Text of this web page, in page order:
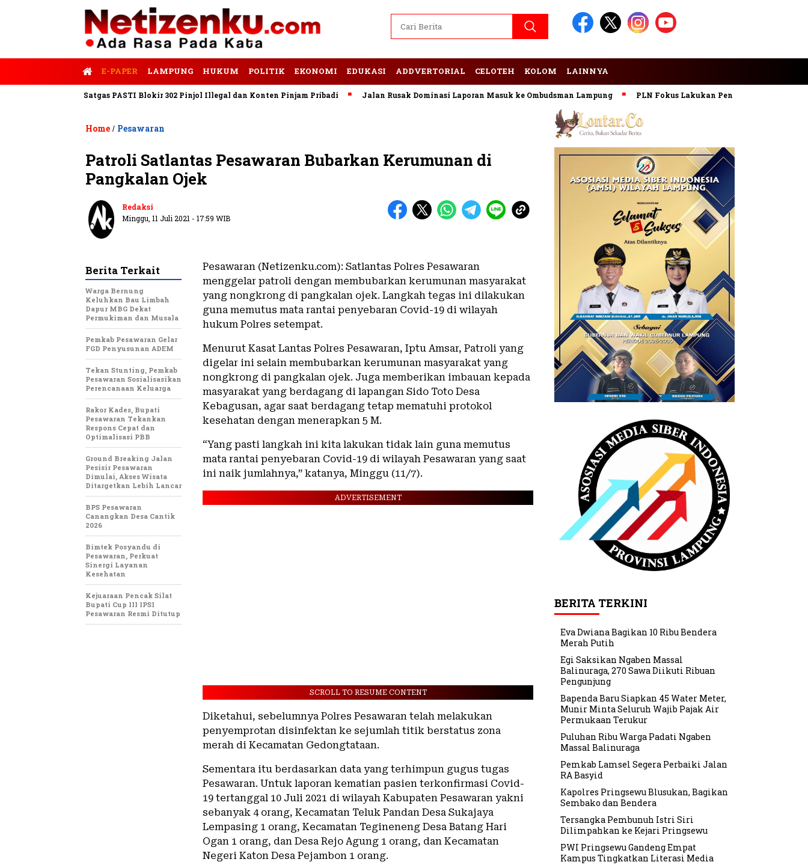
E-PAPER LAMPUNG HUKUM POLITIK EKONOMI EDUKASI ADDVERTORIAL CELOTEH KOLOM LAINNYA
Satgas PASTI Blokir 302 Pinjol Illegal dan Konten Pinjam Pribadi Jalan Rusak Dominasi Laporan Masuk ke Ombudsman Lampung PLN Fokus Lakukan Pengembangan
Home / Pesawaran
Patroli Satlantas Pesawaran Bubarkan Kerumunan di
Pangkalan Ojek
Redaksi
Minggu, 11 Juli 2021 - 17:59 WIB
Pesawaran (Netizenku.com): Satlantas Polres Pesawaran
menggelar patroli dengan membubarkan kerumunan masyarakat
yang nongkrong di pangkalan ojek. Langkah tegas ini dilakukan
guna memutus mata rantai penyebaran Covid-19 di wilayah
hukum Polres setempat.
Menurut Kasat Lantas Polres Pesawaran, Iptu Amsar, Patroli yang
digelar ini selain membubarkan kerumunan masyarakat yang
nongkrong di pangkalan ojek. Juga memberikan imbauan kepada
masyarakat yang berdagang di lapangan Sido Toto Desa
Kebagusan, agar saat berdagang tetap mematuhi protokol
kesehatan dengan menerapkan 5 M.
“Yang pasti langkah ini kita lakukan tidak lain guna memutus
mata rantai penyebaran Covid-19 di wilayah Pesawaran yang saat
ini naik jumlahnya,” katanya, Minggu (11/7).
ADVERTISEMENT
SCROLL TO RESUME CONTENT
Diketahui, sebelumnya Polres Pesawaran telah melakukan
penyemprotan disinfektan ke sejumlah titik berstatus zona
merah di Kecamatan Gedongtataan.
Sementara itu berdasarkan data yang terhimpun gugus tugas
Pesawaran. Untuk laporan kematian pasien terkonfirmasi Covid-
19 tertanggal 10 Juli 2021 di wilayah Kabupaten Pesawaran yakni
sebanyak 4 orang, Kecamatan Teluk Pandan Desa Sukajaya
Lempasing 1 orang, Kecamatan Tegineneng Desa Batang Hari
Ogan 1 orang, dan Desa Rejo Agung 1 orang, dan Kecamatan
Negeri Katon Desa Pejambon 1 orang.
Berita Terkait
Warga Bernung
Keluhkan Bau Limbah
Dapur MBG Dekat
Permukiman dan Musala
Pemkab Pesawaran Gelar
FGD Penyusunan ADEM
Tekan Stunting, Pemkab
Pesawaran Sosialisasikan
Perencanaan Keluarga
Rakor Kades, Bupati
Pesawaran Tekankan
Respons Cepat dan
Optimalisasi PBB
Ground Breaking Jalan
Pesisir Pesawaran
Dimulai, Akses Wisata
Ditargetkan Lebih Lancar
BPS Pesawaran
Canangkan Desa Cantik
2026
Bimtek Posyandu di
Pesawaran, Perkuat
Sinergi Layanan
Kesehatan
Kejuaraan Pencak Silat
Bupati Cup III IPSI
Pesawaran Resmi Ditutup
BERITA TERKINI
Eva Dwiana Bagikan 10 Ribu Bendera
Merah Putih
Egi Saksikan Ngaben Massal
Balinuraga, 270 Sawa Diikuti Ribuan
Pengunjung
Bapenda Baru Siapkan 45 Water Meter,
Munir Minta Seluruh Wajib Pajak Air
Permukaan Terukur
Puluhan Ribu Warga Padati Ngaben
Massal Balinuraga
Pemkab Lamsel Segera Perbaiki Jalan
RA Basyid
Kapolres Pringsewu Blusukan, Bagikan
Sembako dan Bendera
Tersangka Pembunuh Istri Siri
Dilimpahkan ke Kejari Pringsewu
PWI Pringsewu Gandeng Empat
Kampus Tingkatkan Literasi Media